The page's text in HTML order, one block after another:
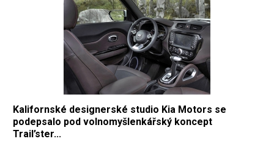
Kalifornské designerské studio Kia Motors se
podepsalo pod volnomyšlenkářský koncept
Trail’ster...